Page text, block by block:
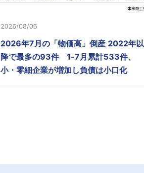
2026/08/06
2026年7月の「物価高」倒産 2022年以
降で最多の93件 1-7月累計533件、
小・零細企業が増加し負債は小口化